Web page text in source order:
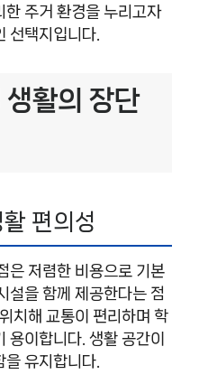
한 주거 환경을 누리고자
선택지입니다.
활의 장단
편의성
은 저렴한 비용으로 기본
설을 함께 제공한다는 점
치해 교통이 편리하며 학
용이합니다. 생활 공간이
유지합니다.